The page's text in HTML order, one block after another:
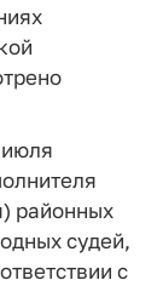
районных
судей,
с